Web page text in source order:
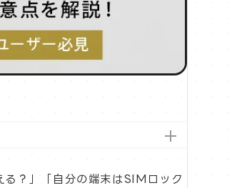
る？」「自分の端末はSIMロック